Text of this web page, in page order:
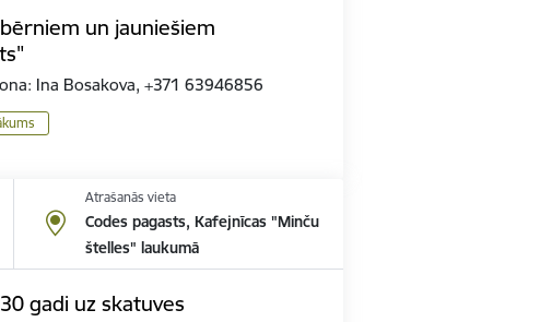
un jauniešiem
Ina Bosakova, +371 63946856
Atrašanās vieta
Codes pagasts, Kafejnīcas "Minču
štelles" laukumā
gadi uz skatuves